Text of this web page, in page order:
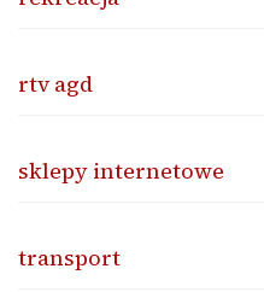
rtv agd
sklepy internetowe
transport